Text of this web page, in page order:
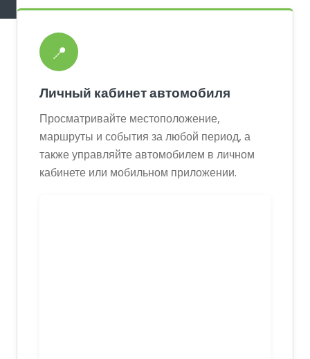
📍
Личный кабинет автомобиля
Просматривайте местоположение,
маршруты и события за любой период, а
также управляйте автомобилем в личном
кабинете или мобильном приложении.